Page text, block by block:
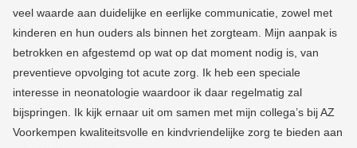
veel waarde aan duidelijke en eerlijke communicatie, zowel met
kinderen en hun ouders als binnen het zorgteam. Mijn aanpak is
betrokken en afgestemd op wat op dat moment nodig is, van
preventieve opvolging tot acute zorg. Ik heb een speciale
interesse in neonatologie waardoor ik daar regelmatig zal
bijspringen. Ik kijk ernaar uit om samen met mijn collega’s bij AZ
Voorkempen kwaliteitsvolle en kindvriendelijke zorg te bieden aan